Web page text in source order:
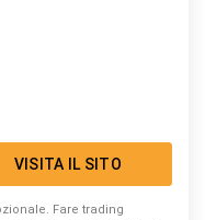
VISITA IL SITO
Fare trading